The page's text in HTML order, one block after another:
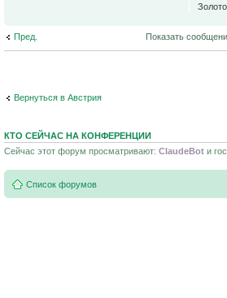
Пред. Показать
Вернуться в Австрия
КТО СЕЙЧАС НА КОНФЕРЕНЦИИ
Сейчас этот форум просматривают: ClaudeBot и
Список форумов